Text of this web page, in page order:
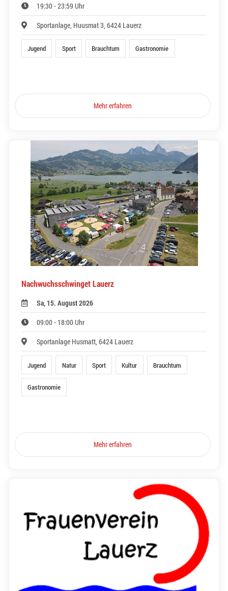
19:30 - 23:59 Uhr
Sportanlage, Huusmat 3, 6424 Lauerz
Jugend Sport Brauchtum Gastronomie
Mehr erfahren
Nachwuchsschwinget Lauerz
Sa, 15. August 2026
09:00 - 18:00 Uhr
Sportanlage Husmatt, 6424 Lauerz
Jugend Natur Sport Kultur Brauchtum
Gastronomie
Mehr erfahren